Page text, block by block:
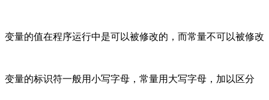
变量的值在程序运行中是可以被修改的，而常量不可以被修改
变量的标识符一般用小写字母，常量用大写字母，加以区分